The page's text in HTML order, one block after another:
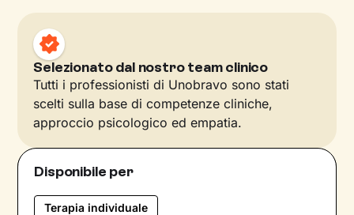
Selezionato dal nostro team clinico
Tutti i professionisti di Unobravo sono stati
scelti sulla base di competenze cliniche,
approccio psicologico ed empatia.
Disponibile per
Terapia individuale